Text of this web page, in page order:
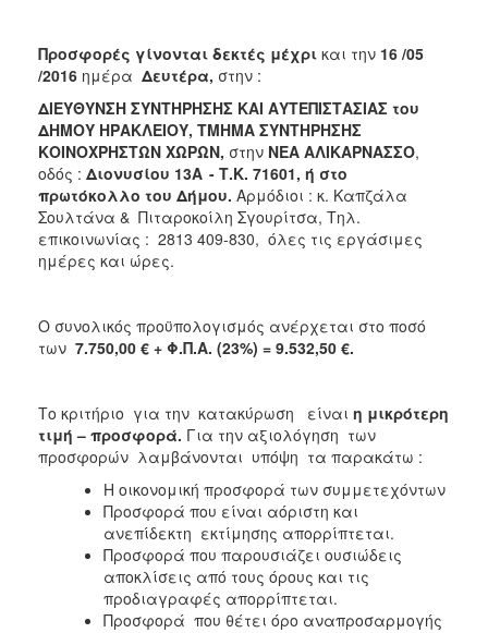
Προσφορές γίνονται δεκτές μέχρι και την 16 /05
/2016 ημέρα Δευτέρα, στην :
ΔΙΕΥΘΥΝΣΗ ΣΥΝΤΗΡΗΣΗΣ ΚΑΙ ΑΥΤΕΠΙΣΤΑΣΙΑΣ του
ΔΗΜΟΥ ΗΡΑΚΛΕΙΟΥ, ΤΜΗΜΑ ΣΥΝΤΗΡΗΣΗΣ
ΚΟΙΝΟΧΡΗΣΤΩΝ ΧΩΡΩΝ, στην ΝΕΑ ΑΛΙΚΑΡΝΑΣΣΟ,
οδός : Διονυσίου 13Α - Τ.Κ. 71601, ή στο
πρωτόκολλο του Δήμου. Αρμόδιοι : κ. Καπζάλα
Σουλτάνα & Πιταροκοίλη Σγουρίτσα, Τηλ.
επικοινωνίας : 2813 409-830, όλες τις εργάσιμες
ημέρες και ώρες.
Ο συνολικός προϋπολογισμός ανέρχεται στο ποσό
των 7.750,00 € + Φ.Π.Α. (23%) = 9.532,50 €.
Το κριτήριο για την κατακύρωση είναι η μικρότερη
τιμή – προσφορά. Για την αξιολόγηση των
προσφορών λαμβάνονται υπόψη τα παρακάτω :
Η οικονομική προσφορά των συμμετεχόντων
Προσφορά που είναι αόριστη και
ανεπίδεκτη εκτίμησης απορρίπτεται.
Προσφορά που παρουσιάζει ουσιώδεις
αποκλίσεις από τους όρους και τις
προδιαγραφές απορρίπτεται.
Προσφορά που θέτει όρο αναπροσαρμογής